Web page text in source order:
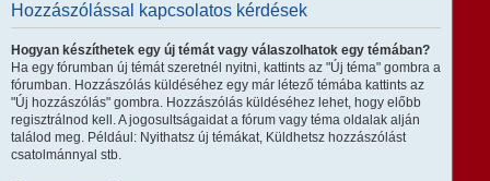
Hozzászólással kapcsolatos kérdések
Hogyan készíthetek egy új témát vagy válaszolhatok egy témában?
Ha egy fórumban új témát szeretnél nyitni, kattints az "Új téma" gombra a
fórumban. Hozzászólás küldéséhez egy már létező témába kattints az
"Új hozzászólás" gombra. Hozzászólás küldéséhez lehet, hogy előbb
regisztrálnod kell. A jogosultságaidat a fórum vagy téma oldalak alján
találod meg. Például: Nyithatsz új témákat, Küldhetsz hozzászólást
csatolmánnyal stb.